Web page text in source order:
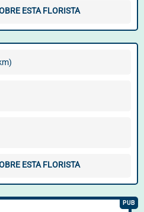
ESTA FLORISTA
ESTA FLORISTA